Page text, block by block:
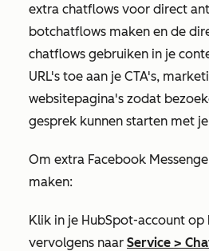
extra chatflows voor direct
botchatflows maken en de
chatflows gebruiken in je
URL's toe aan je CTA's,
websitepagina's zodat
gesprek kunnen starten met
Om extra Facebook
maken:
Klik in je HubSpot-account op
vervolgens naar Service >